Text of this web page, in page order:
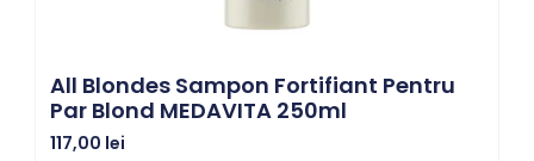
All Blondes Sampon Fortifiant Pentru
Par Blond MEDAVITA 250ml
117,00 lei